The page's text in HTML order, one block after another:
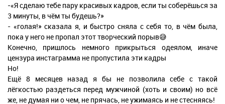
-«Я сделаю тебе пару красивых кадров, если ты соберёшься за
3 минуты, в чём ты будешь?»
- «голая!» сказала я, и быстро сняла с себя то, в чём была,
пока у него не пропал этот творческий порыв😅
Конечно, пришлось немного прикрыться одеялом, иначе
цензура инстаграмма не пропустила эти кадры
Но!
Ещё 8 месяцев назад я бы не позволила себе с такой
лёгкостью раздеться перед мужчиной (хоть и своим) но всё
же, не думая ни о чем, не прячась, не ужимаясь и не стесняясь!